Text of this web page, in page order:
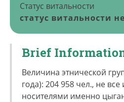
Статус витальности
статус витальности
Brief
Величина этнической
года): 204 958 чел., не
носителями именно